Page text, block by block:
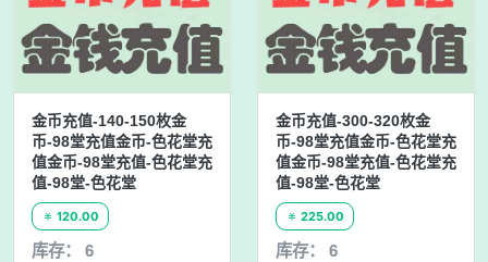
金币充值-140-150枚金
币-98堂充值金币-色花堂充
值金币-98堂充值-色花堂充
值-98堂-色花堂
 120.00
库存： 6
金币充值-300-320枚金
币-98堂充值金币-色花堂充
值金币-98堂充值-色花堂充
值-98堂-色花堂
 225.00
库存： 6